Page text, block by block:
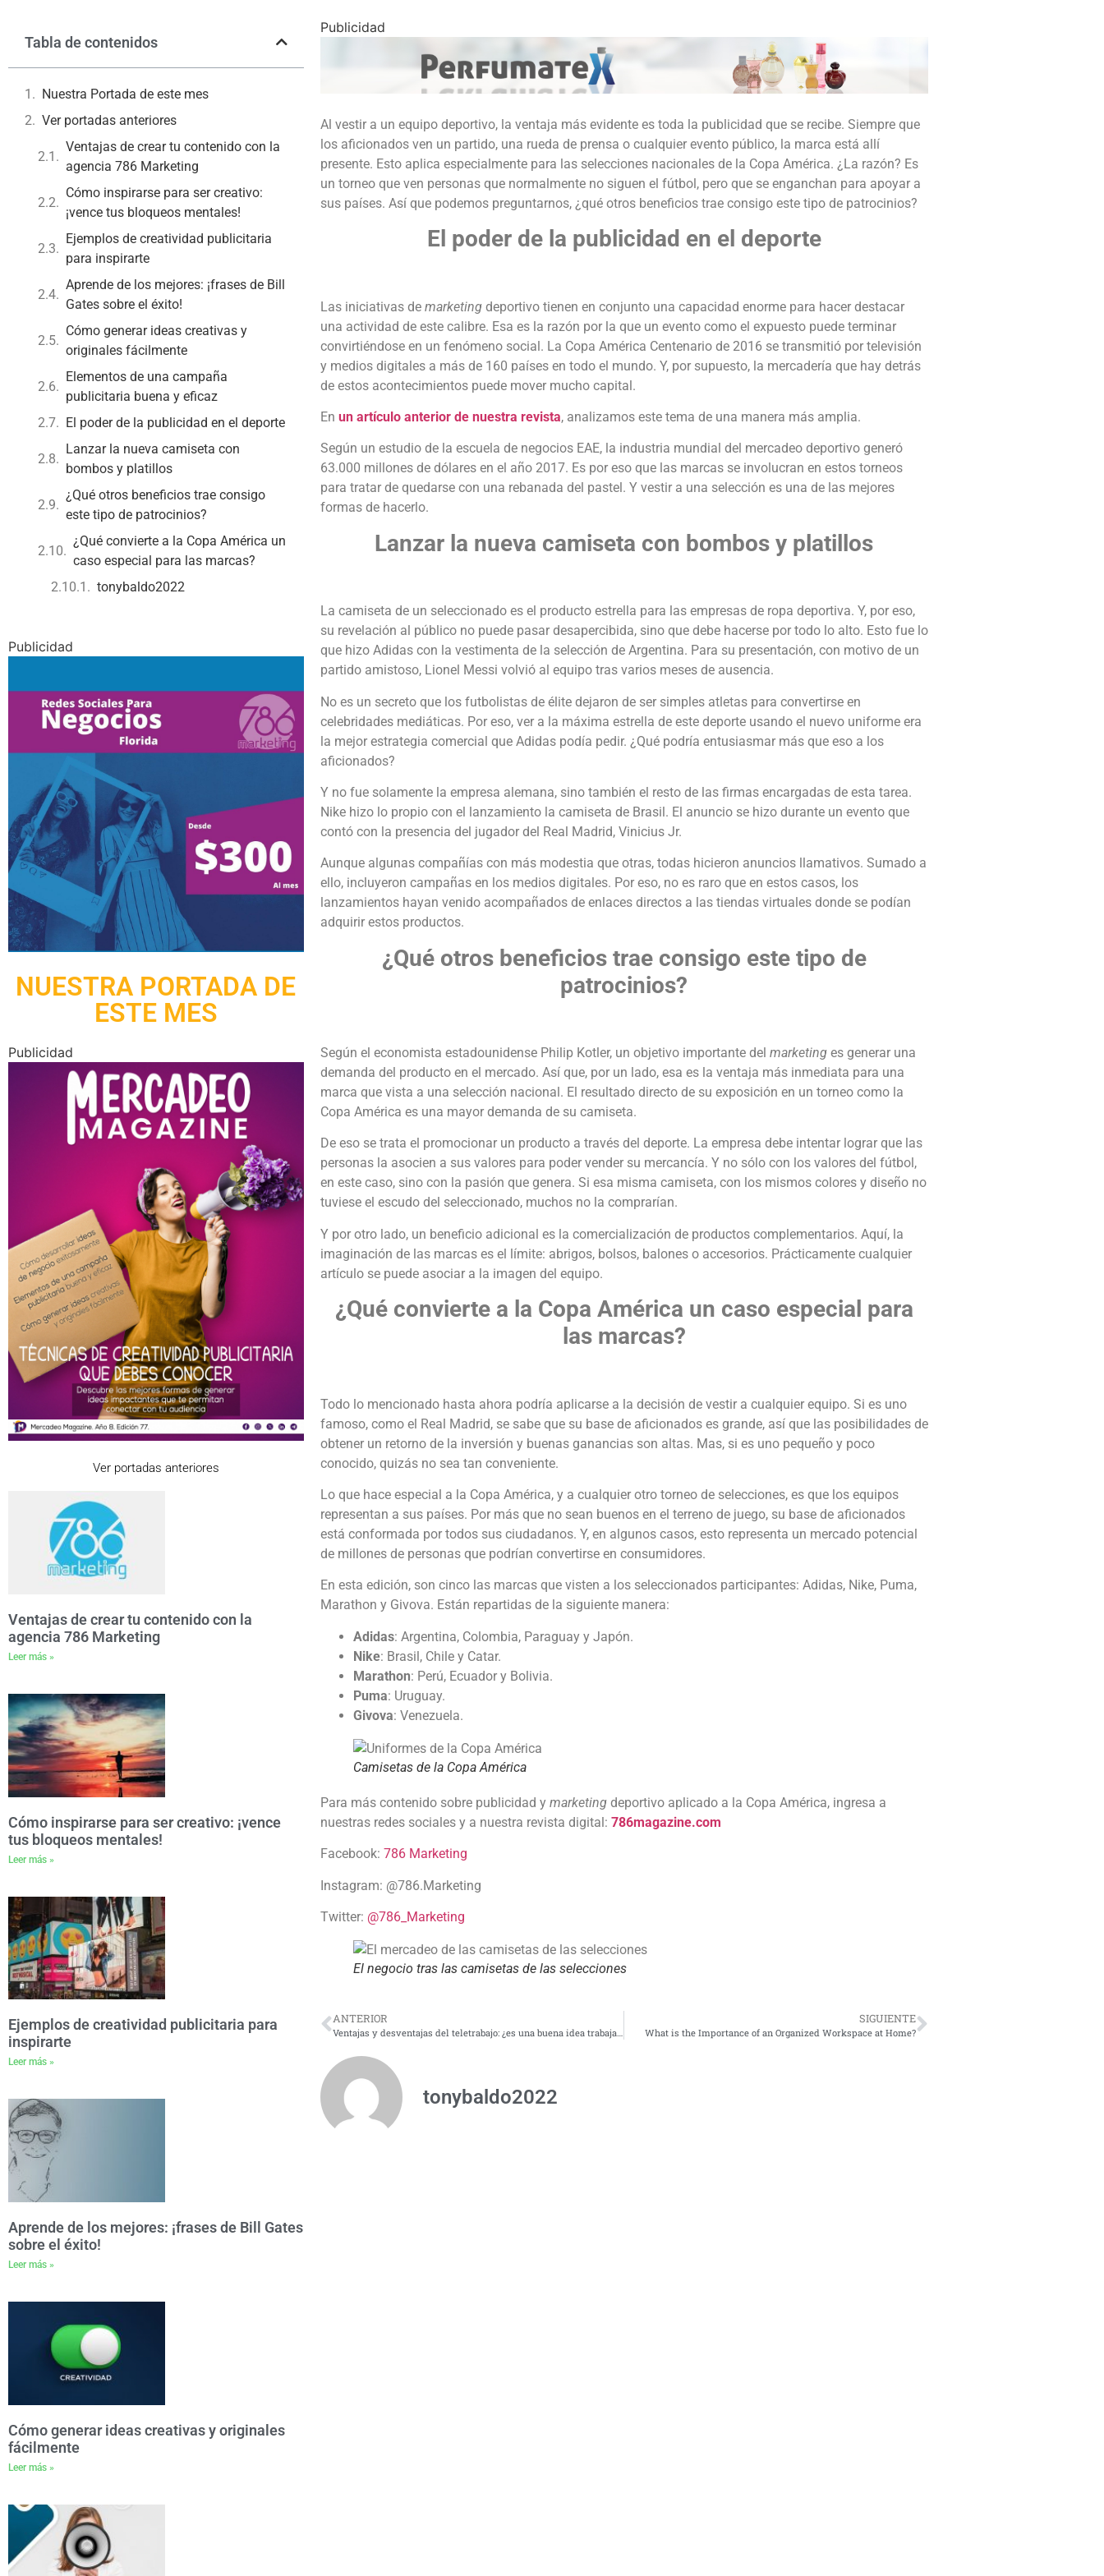
Tabla de contenidos
Nuestra Portada de este mes
Ver portadas anteriores
Ventajas de crear tu contenido con la
agencia 786 Marketing
Cómo inspirarse para ser creativo:
¡vence tus bloqueos mentales!
Ejemplos de creatividad publicitaria
para inspirarte
Aprende de los mejores: ¡frases de Bill
Gates sobre el éxito!
Cómo generar ideas creativas y
originales fácilmente
Elementos de una campaña
publicitaria buena y eficaz
El poder de la publicidad en el deporte
Lanzar la nueva camiseta con
bombos y platillos
¿Qué otros beneficios trae consigo
este tipo de patrocinios?
¿Qué convierte a la Copa América un
caso especial para las marcas?
tonybaldo2022
Publicidad
NUESTRA PORTADA DE
ESTE MES
Publicidad
Ver portadas anteriores
Ventajas de crear tu contenido con la
agencia 786 Marketing
Leer más »
Cómo inspirarse para ser creativo: ¡vence
tus bloqueos mentales!
Leer más »
Ejemplos de creatividad publicitaria para
inspirarte
Leer más »
Aprende de los mejores: ¡frases de Bill Gates
sobre el éxito!
Leer más »
Cómo generar ideas creativas y originales
fácilmente
Leer más »
Publicidad
Al vestir a un equipo deportivo, la ventaja más evidente es toda la publicidad que se recibe. Siempre que
los aficionados ven un partido, una rueda de prensa o cualquier evento público, la marca está allí
presente. Esto aplica especialmente para las selecciones nacionales de la Copa América. ¿La razón? Es
un torneo que ven personas que normalmente no siguen el fútbol, pero que se enganchan para apoyar a
sus países. Así que podemos preguntarnos, ¿qué otros beneficios trae consigo este tipo de patrocinios?
El poder de la publicidad en el deporte
Las iniciativas de marketing deportivo tienen en conjunto una capacidad enorme para hacer destacar
una actividad de este calibre. Esa es la razón por la que un evento como el expuesto puede terminar
convirtiéndose en un fenómeno social. La Copa América Centenario de 2016 se transmitió por televisión
y medios digitales a más de 160 países en todo el mundo. Y, por supuesto, la mercadería que hay detrás
de estos acontecimientos puede mover mucho capital.
En un artículo anterior de nuestra revista, analizamos este tema de una manera más amplia.
Según un estudio de la escuela de negocios EAE, la industria mundial del mercadeo deportivo generó
63.000 millones de dólares en el año 2017. Es por eso que las marcas se involucran en estos torneos
para tratar de quedarse con una rebanada del pastel. Y vestir a una selección es una de las mejores
formas de hacerlo.
Lanzar la nueva camiseta con bombos y platillos
La camiseta de un seleccionado es el producto estrella para las empresas de ropa deportiva. Y, por eso,
su revelación al público no puede pasar desapercibida, sino que debe hacerse por todo lo alto. Esto fue lo
que hizo Adidas con la vestimenta de la selección de Argentina. Para su presentación, con motivo de un
partido amistoso, Lionel Messi volvió al equipo tras varios meses de ausencia.
No es un secreto que los futbolistas de élite dejaron de ser simples atletas para convertirse en
celebridades mediáticas. Por eso, ver a la máxima estrella de este deporte usando el nuevo uniforme era
la mejor estrategia comercial que Adidas podía pedir. ¿Qué podría entusiasmar más que eso a los
aficionados?
Y no fue solamente la empresa alemana, sino también el resto de las firmas encargadas de esta tarea.
Nike hizo lo propio con el lanzamiento la camiseta de Brasil. El anuncio se hizo durante un evento que
contó con la presencia del jugador del Real Madrid, Vinicius Jr.
Aunque algunas compañías con más modestia que otras, todas hicieron anuncios llamativos. Sumado a
ello, incluyeron campañas en los medios digitales. Por eso, no es raro que en estos casos, los
lanzamientos hayan venido acompañados de enlaces directos a las tiendas virtuales donde se podían
adquirir estos productos.
¿Qué otros beneficios trae consigo este tipo de
patrocinios?
Según el economista estadounidense Philip Kotler, un objetivo importante del marketing es generar una
demanda del producto en el mercado. Así que, por un lado, esa es la ventaja más inmediata para una
marca que vista a una selección nacional. El resultado directo de su exposición en un torneo como la
Copa América es una mayor demanda de su camiseta.
De eso se trata el promocionar un producto a través del deporte. La empresa debe intentar lograr que las
personas la asocien a sus valores para poder vender su mercancía. Y no sólo con los valores del fútbol,
en este caso, sino con la pasión que genera. Si esa misma camiseta, con los mismos colores y diseño no
tuviese el escudo del seleccionado, muchos no la comprarían.
Y por otro lado, un beneficio adicional es la comercialización de productos complementarios. Aquí, la
imaginación de las marcas es el límite: abrigos, bolsos, balones o accesorios. Prácticamente cualquier
artículo se puede asociar a la imagen del equipo.
¿Qué convierte a la Copa América un caso especial para
las marcas?
Todo lo mencionado hasta ahora podría aplicarse a la decisión de vestir a cualquier equipo. Si es uno
famoso, como el Real Madrid, se sabe que su base de aficionados es grande, así que las posibilidades de
obtener un retorno de la inversión y buenas ganancias son altas. Mas, si es uno pequeño y poco
conocido, quizás no sea tan conveniente.
Lo que hace especial a la Copa América, y a cualquier otro torneo de selecciones, es que los equipos
representan a sus países. Por más que no sean buenos en el terreno de juego, su base de aficionados
está conformada por todos sus ciudadanos. Y, en algunos casos, esto representa un mercado potencial
de millones de personas que podrían convertirse en consumidores.
En esta edición, son cinco las marcas que visten a los seleccionados participantes: Adidas, Nike, Puma,
Marathon y Givova. Están repartidas de la siguiente manera:
Adidas: Argentina, Colombia, Paraguay y Japón.
Nike: Brasil, Chile y Catar.
Marathon: Perú, Ecuador y Bolivia.
Puma: Uruguay.
Givova: Venezuela.
Camisetas de la Copa América
Para más contenido sobre publicidad y marketing deportivo aplicado a la Copa América, ingresa a
nuestras redes sociales y a nuestra revista digital: 786magazine.com
Facebook: 786 Marketing
Instagram: @786.Marketing
Twitter: @786_Marketing
El negocio tras las camisetas de las selecciones
ANTERIOR
Ventajas y desventajas del teletrabajo: ¿es una buena idea trabajar desde casa?
SIGUIENTE
What is the Importance of an Organized Workspace at Home?
tonybaldo2022